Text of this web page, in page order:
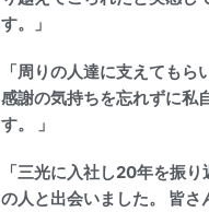
す。」
「周りの人達に支えても
感謝の気持ちを忘れずに私
す。 」
「三光に入社し20年を振
の人と出会いました。 皆